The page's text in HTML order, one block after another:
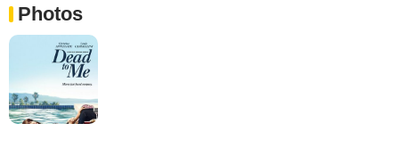
Photos